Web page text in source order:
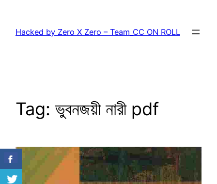
content
Hacked by Zero X Zero – Team_CC ON ROLL
Tag: ভুবনজয়ী নারী pdf